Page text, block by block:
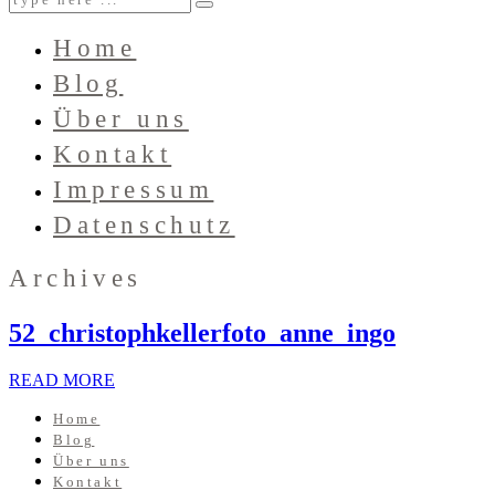
Home
Blog
Über uns
Kontakt
Impressum
Datenschutz
Archives
52_christophkellerfoto_anne_ingo
READ MORE
Home
Blog
Über uns
Kontakt